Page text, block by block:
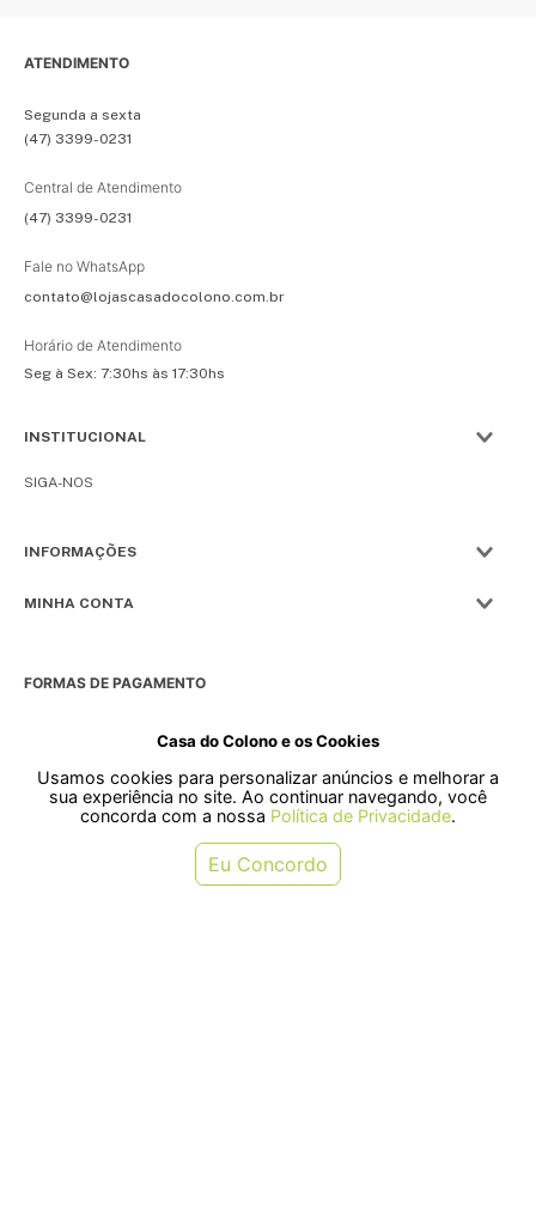
Casa do Colono e os Cookies
Usamos cookies para personalizar anúncios e melhorar a
sua experiência no site. Ao continuar navegando, você
concorda com a nossa Política de Privacidade.
Eu Concordo
ATENDIMENTO
Segunda a sexta
(47) 3399-0231
Central de Atendimento
(47) 3399-0231
Fale no WhatsApp
contato@lojascasadocolono.com.br
Horário de Atendimento
Seg à Sex: 7:30hs às 17:30hs
INSTITUCIONAL
SIGA-NOS
INFORMAÇÕES
MINHA CONTA
FORMAS DE PAGAMENTO
SELOS
Rua Pre. Frederico Hardt, 119 - Centro, Indaial - SC, 89080-018